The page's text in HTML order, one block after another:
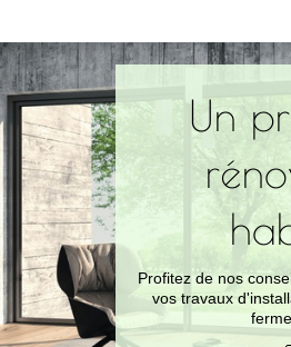
Un
Profitez de nos
vos travaux